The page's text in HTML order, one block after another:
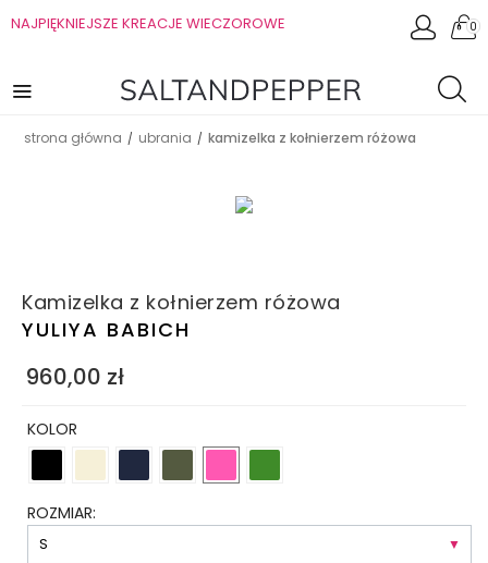
NAJPIĘKNIEJSZE KREACJE WIECZOROWE 0
strona główna / ubrania / kamizelka z kołnierzem różowa
Kamizelka z kołnierzem różowa
YULIYA BABICH
960,00 zł
KOLOR
ROZMIAR: